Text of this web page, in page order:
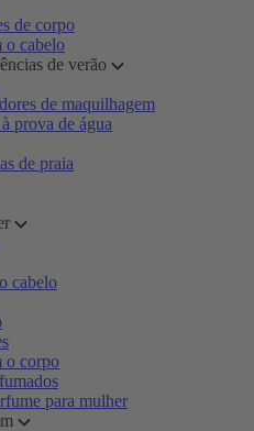
de corpo
o cabelo
de verão
de maquilhagem
prova de água
de praia
cabelo
o corpo
para mulher